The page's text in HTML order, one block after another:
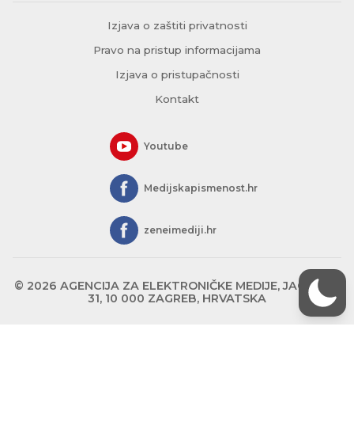
Izjava o zaštiti privatnosti
Pravo na pristup informacijama
Izjava o pristupačnosti
Kontakt
Youtube
Medijskapismenost.hr
zeneimediji.hr
© 2026 AGENCIJA ZA ELEKTRONIČKE MEDIJE, JAGIĆEVA
31, 10 000 ZAGREB, HRVATSKA